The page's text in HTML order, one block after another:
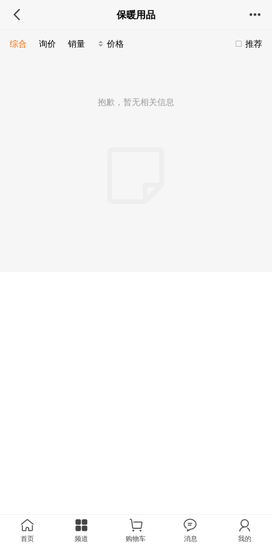
保暖用品
推荐
综合 询价 销量 价格
抱歉，暂无相关信息
首页 频道 购物车 消息 我的